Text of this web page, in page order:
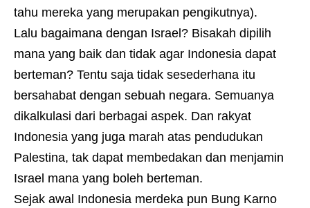
tahu mereka yang merupakan pengikutnya).
Lalu bagaimana dengan Israel? Bisakah dipilih
mana yang baik dan tidak agar Indonesia dapat
berteman? Tentu saja tidak sesederhana itu
bersahabat dengan sebuah negara. Semuanya
dikalkulasi dari berbagai aspek. Dan rakyat
Indonesia yang juga marah atas pendudukan
Palestina, tak dapat membedakan dan menjamin
Israel mana yang boleh berteman.
Sejak awal Indonesia merdeka pun Bung Karno